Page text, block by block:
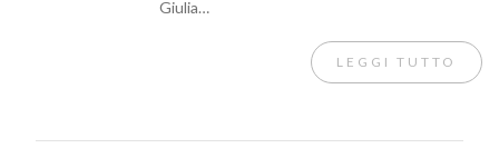
Giulia…
LEGGI TUTTO